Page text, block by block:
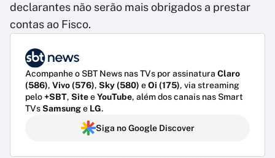
declarantes não serão mais obrigados a prestar
contas ao Fisco.
Acompanhe o SBT News nas TVs por assinatura Claro
(586), Vivo (576), Sky (580) eOi (175), via streaming
pelo+SBT, SiteeYouTube, além dos canais nas Smart
TVsSamsunge LG.
Siga no Google Discover